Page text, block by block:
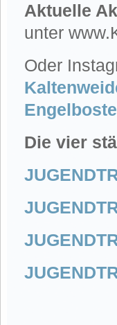
Aktuelle
unter
Oder
Die vier